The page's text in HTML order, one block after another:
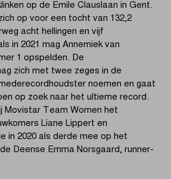
op de Emile Clauslaan in Gent.
op voor een tocht van 132,2
acht hellingen en vijf
in 2021 mag Annemiek van
1 opspelden. De
zich met twee zeges in de
noemen en gaat
op zoek naar het ultieme record.
Movistar Team Women het
Liane Lippert en
in 2020 als derde mee op het
Deense Emma Norsgaard, runner-